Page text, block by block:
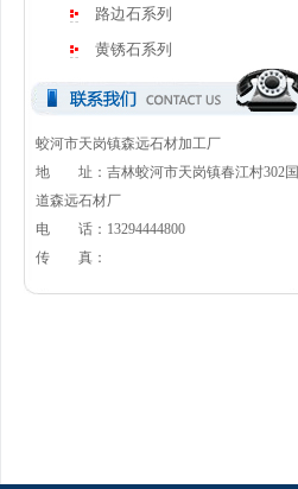
路边石系列
黄锈石系列
蛟河市天岗镇森远石材加工厂
地 址：吉林蛟河市天岗镇春江村302国
道森远石材厂
电 话：13294444800
传 真：